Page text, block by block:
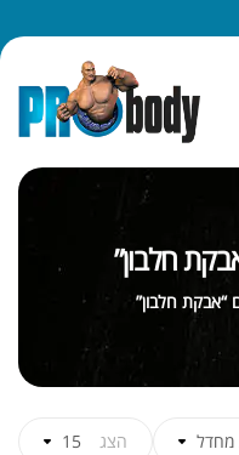
חלבון”
“אבקת חלבון”
מחדל הצג 15